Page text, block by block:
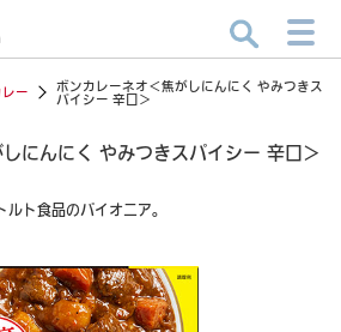
ー ボンカレーネオ＜焦がしにんにく やみつきス
パイシー 辛口＞
にんにく やみつきスパイシー 辛口＞
ルト食品のパイオニア。